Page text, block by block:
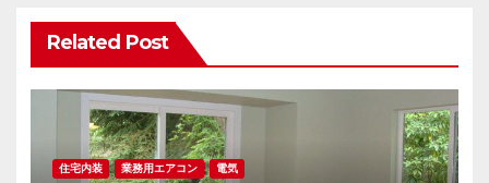
ョ
ン
Related Post
住宅内装 業務用エアコン 電気